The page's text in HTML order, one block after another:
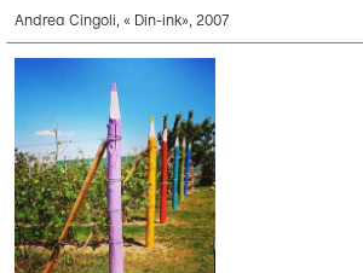
Andrea Cingoli, « Din-ink», 2007